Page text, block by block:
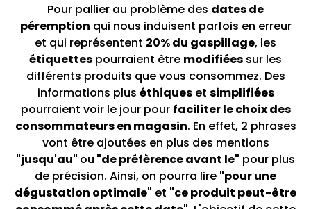
Pour pallier au problème des dates de
péremption qui nous induisent parfois en erreur
et qui représentent 20% du gaspillage, les
étiquettes pourraient être modifiées sur les
différents produits que vous consommez. Des
informations plus éthiqueset simplifiées
pourraient voir le jour pour faciliter le choix des
consommateurs en magasin. En effet, 2 phrases
vont être ajoutées en plus des mentions
"jusqu'au" ou "de préfèrence avant le" pour plus
de précision. Ainsi, on pourra lire "pour une
dégustation optimale" et "ce produit peut-être